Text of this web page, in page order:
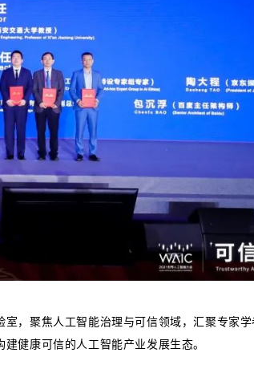
，聚焦人工智能治理与可信领域，汇聚专家
健康可信的人工智能产业发展生态。